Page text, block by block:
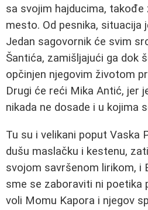
sa svojim hajducima, takođe
mesto. Od pesnika, situacija
Jedan sagovornik će svim
Šantića, zamišljajući ga dok
opčinjen njegovim životom
Drugi će reći Mika Antić, jer
nikada ne dosade i u kojima
Tu su i velikani poput Vaska
dušu maslačku i kestenu,
svojom savršenom lirikom, i
sme se zaboraviti ni poetika
voli Momu Kapora i njegov